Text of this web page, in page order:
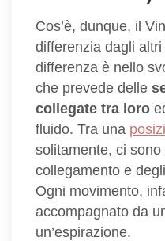
Cos’è, dunque, il
differenzia dagli
differenza è nello
che prevede delle
collegate tra loro
fluido. Tra una
solitamente, ci
collegamento e
Ogni movimento,
accompagnato da
un’espirazione.